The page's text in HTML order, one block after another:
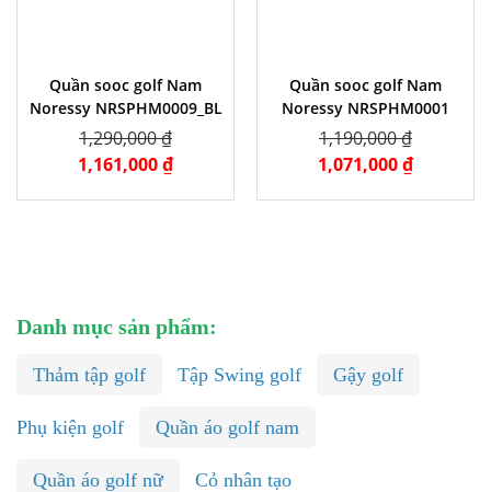
Quần sooc golf Nam
Noressy NRSPHM0009_BL
1,290,000 ₫
1,161,000 ₫
Quần sooc golf Nam
Noressy NRSPHM0001
Grey
1,190,000 ₫
1,071,000 ₫
Danh mục sản phẩm:
Thảm tập golf Tập Swing golf Gậy golf
Phụ kiện golf Quần áo golf nam
Quần áo golf nữ Cỏ nhân tạo